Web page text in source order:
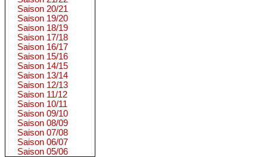
Saison 20/21
Saison 19/20
Saison 18/19
Saison 17/18
Saison 16/17
Saison 15/16
Saison 14/15
Saison 13/14
Saison 12/13
Saison 11/12
Saison 10/11
Saison 09/10
Saison 08/09
Saison 07/08
Saison 06/07
Saison 05/06